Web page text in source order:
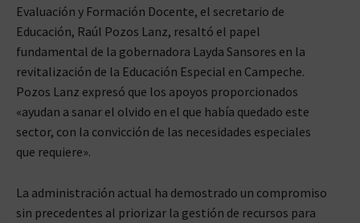
Evaluación y Formación Docente, el secretario de
Educación, Raúl Pozos Lanz, resaltó el papel
fundamental de la gobernadora Layda Sansores en la
revitalización de la Educación Especial en Campeche.
Pozos Lanz expresó que los apoyos proporcionados
«ayudan a sanar el olvido en el que había quedado este
sector, con la convicción de las necesidades especiales
que requiere».
La administración actual ha demostrado un compromiso
sin precedentes al priorizar la gestión de recursos para